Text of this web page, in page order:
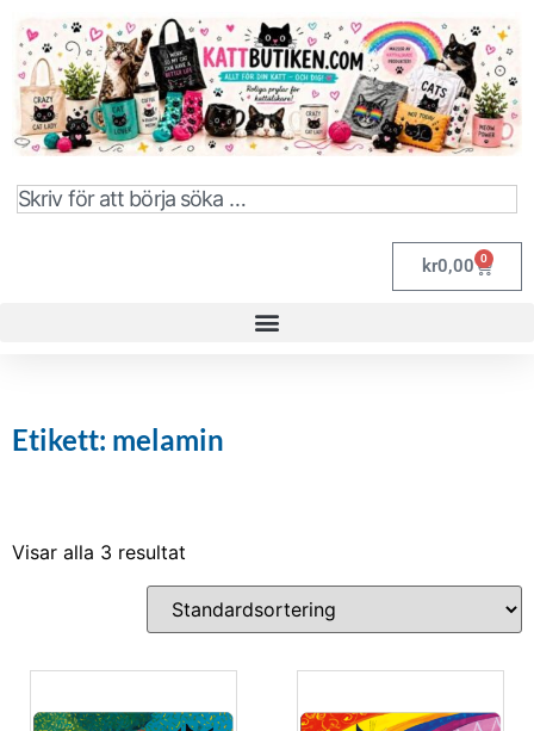
kr0,00 0
Etikett: melamin
Visar alla 3 resultat